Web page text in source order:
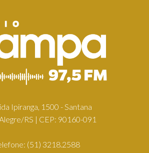
Ipiranga, 1500 - Santana
RS | CEP: 90160-091
(51) 3218.2588